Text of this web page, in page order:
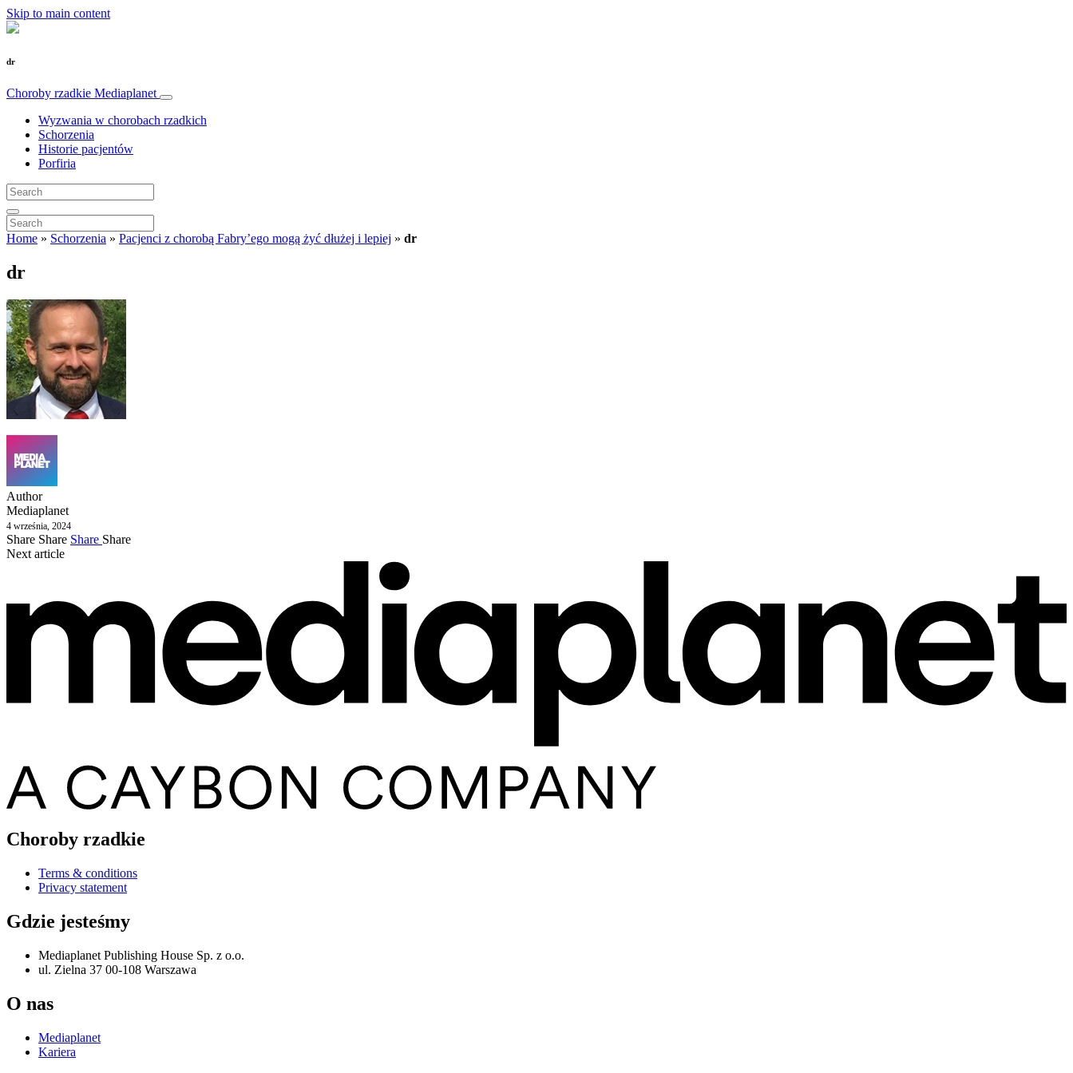
Skip to main content
dr
Choroby rzadkie Mediaplanet
Wyzwania w chorobach rzadkich
Schorzenia
Historie pacjentów
Porfiria
Home » Schorzenia » Pacjenci z chorobą Fabry’ego mogą żyć dłużej i lepiej » dr
dr
Author
Mediaplanet
4 września, 2024
Share Share Share Share
Next article
Choroby rzadkie
Terms & conditions
Privacy statement
Gdzie jesteśmy
Mediaplanet Publishing House Sp. z o.o.
ul. Zielna 37 00-108 Warszawa
O nas
Mediaplanet
Kariera